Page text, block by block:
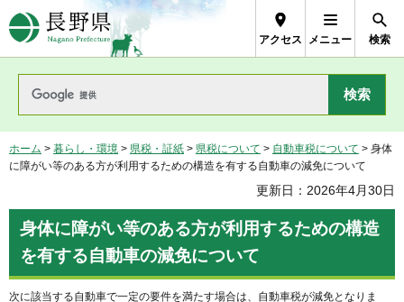
長野県Nagano Prefecture
アクセス メニュー 検索
ホーム > 暮らし・環境 > 県税・証紙 > 県税について > 自動車税について > 身体
に障がい等のある方が利用するための構造を有する自動車の減免について
更新日：2026年4月30日
身体に障がい等のある方が利用するための構造
を有する自動車の減免について
次に該当する自動車で一定の要件を満たす場合は、自動車税が減免となりま